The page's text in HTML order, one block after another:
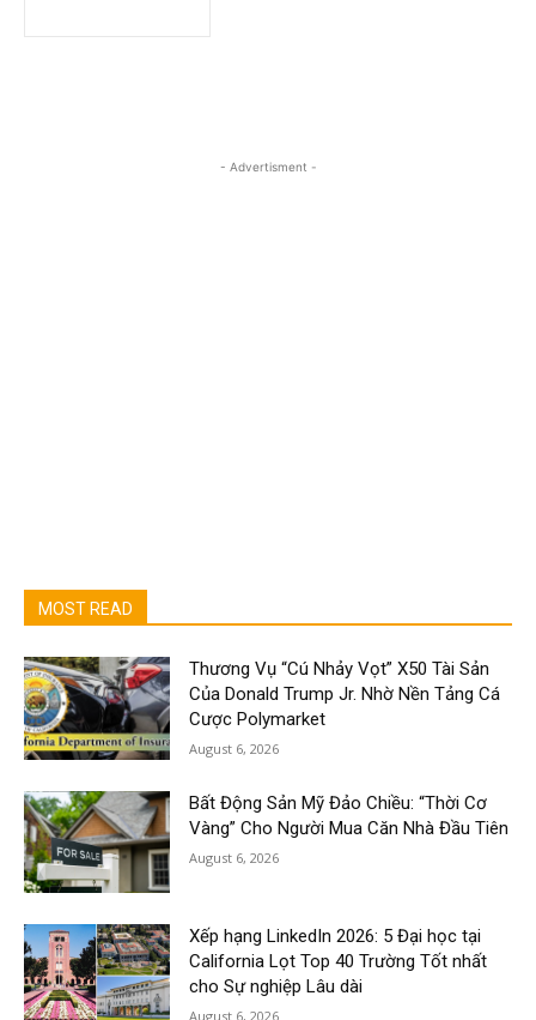
- Advertisment -
MOST READ
Thương Vụ “Cú Nhảy Vọt” X50 Tài Sản
Của Donald Trump Jr. Nhờ Nền Tảng Cá
Cược Polymarket
August 6, 2026
Bất Động Sản Mỹ Đảo Chiều: “Thời Cơ
Vàng” Cho Người Mua Căn Nhà Đầu Tiên
August 6, 2026
Xếp hạng LinkedIn 2026: 5 Đại học tại
California Lọt Top 40 Trường Tốt nhất
cho Sự nghiệp Lâu dài
August 6, 2026